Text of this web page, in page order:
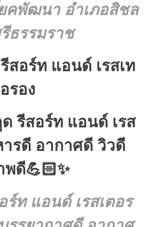
คพัฒนา อำเภอสิชล
ธรรมราช
สอร์ท แอนด์ เรสเท
อรอง
ร์ท แอนด์ เรสเตอร